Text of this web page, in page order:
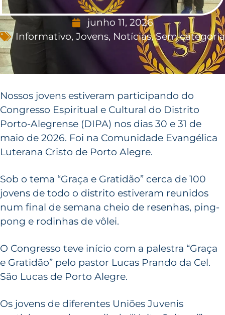
junho 11, 2026
Informativo, Jovens, Notícias,Sem categoria
Nossos jovens estiveram participando do
Congresso Espiritual e Cultural do Distrito
Porto-Alegrense (DIPA) nos dias 30 e 31 de
maio de 2026. Foi na Comunidade Evangélica
Luterana Cristo de Porto Alegre.
Sob o tema “Graça e Gratidão” cerca de 100
jovens de todo o distrito estiveram reunidos
num final de semana cheio de resenhas, ping-
pong e rodinhas de vôlei.
O Congresso teve início com a palestra “Graça
e Gratidão” pelo pastor Lucas Prando da Cel.
São Lucas de Porto Alegre.
Os jovens de diferentes Uniões Juvenis